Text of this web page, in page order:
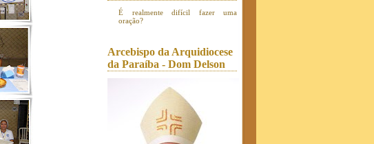
É realmente difícil fazer uma
oração?
Arcebispo da Arquidiocese
da Paraíba - Dom Delson